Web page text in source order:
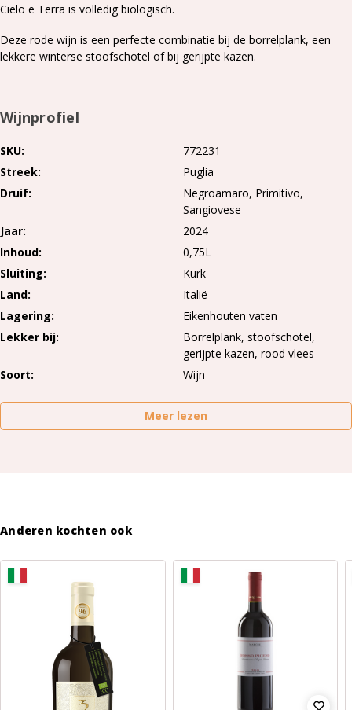
Cielo e Terra is volledig biologisch.
Deze rode wijn is een perfecte combinatie bij de borrelplank, een
lekkere winterse stoofschotel of bij gerijpte kazen.
Wijnprofiel
SKU
772231
Streek
Puglia
Druif
Negroamaro Primitivo
Sangiovese
Jaar
2024
Inhoud
0,75L
Sluiting
Kurk
Land
Italië
Lagering
Eikenhouten vaten
Lekker bij
Borrelplank, stoofschotel,
gerijpte kazen, rood vlees
Soort
Wijn
Meer lezen
Anderen kochten ook